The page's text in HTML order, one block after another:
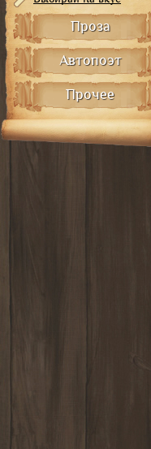
Проза
Автопоэт
Прочее